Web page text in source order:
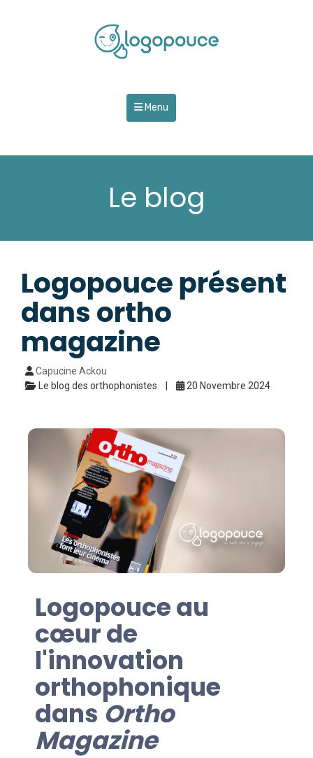
Menu
Le blog
Logopouce présent
dans ortho
magazine
Capucine Ackou
Le blog des orthophonistes
20 Novembre 2024
Logopouce au
cœur de
l'innovation
orthophonique
dansOrtho
Magazine